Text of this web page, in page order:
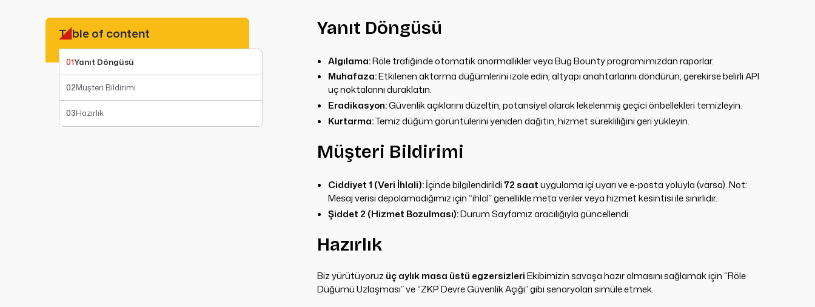
Table of content
01Yanıt Döngüsü
02Müşteri Bildirimi
03Hazırlık
Yanıt Döngüsü
Algılama:Röle trafiğinde otomatik anormallikler veya Bug Bounty programımızdan raporlar.
Muhafaza:Etkilenen aktarma düğümlerini izole edin; altyapı anahtarlarını döndürün; gerekirse belirli API
uç noktalarını duraklatın.
Eradikasyon:Güvenlik açıklarını düzeltin; potansiyel olarak lekelenmiş geçici önbellekleri temizleyin.
Kurtarma:Temiz düğüm görüntülerini yeniden dağıtın; hizmet sürekliliğini geri yükleyin.
Müşteri Bildirimi
Ciddiyet 1 (Veri İhlali):İçinde bilgilendirildi72 saatuygulama içi uyarı ve e-posta yoluyla (varsa). Not:
Mesaj verisi depolamadığımız için “ihlal” genellikle meta veriler veya hizmet kesintisi ile sınırlıdır.
Şiddet 2 (Hizmet Bozulması):Durum Sayfamız aracılığıyla güncellendi.
Hazırlık
Biz yürütüyoruz üç aylık masa üstü egzersizleriEkibimizin savaşa hazır olmasını sağlamak için “Röle
Düğümü Uzlaşması” ve “ZKP Devre Güvenlik Açığı” gibi senaryoları simüle etmek.